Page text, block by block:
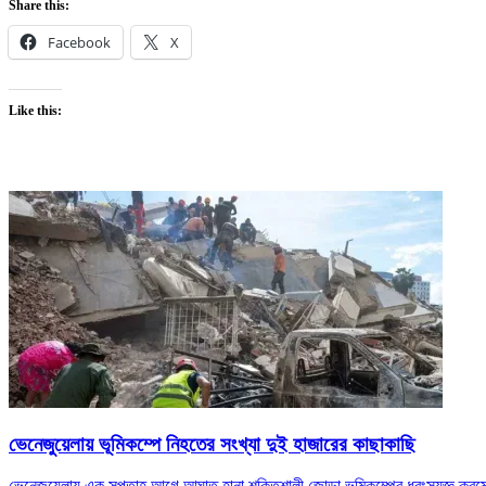
Share this:
Facebook X
Like this:
ভেনেজুয়েলায় ভূমিকম্পে নিহতের সংখ্যা দুই হাজারের কাছাকাছি